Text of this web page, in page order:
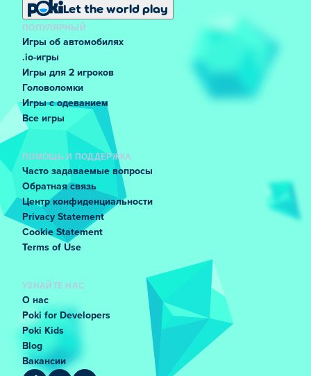
Let the world play
ПОПУЛЯРНЫЙ
Игры об автомобилях
.io-игры
Игры для 2 игроков
Головоломки
Игры с одеванием
Все игры
ПОМОЩЬ И ПОДДЕРЖКА
Часто задаваемые вопросы
Обратная связь
Центр конфиденциальности
Privacy Statement
Cookie Statement
Terms of Use
УЗНАЙТЕ НАС
О нас
Poki for Developers
Poki Kids
Blog
Вакансии